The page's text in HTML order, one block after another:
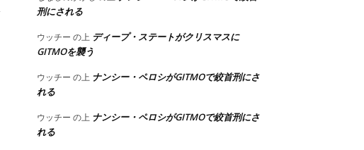
刑にされる
ウッチー の上 ディープ・ステートがクリスマスに
GITMOを襲う
ウッチー の上 ナンシー・ペロシがGITMOで絞首刑にさ
れる
ウッチー の上 ナンシー・ペロシがGITMOで絞首刑にさ
れる